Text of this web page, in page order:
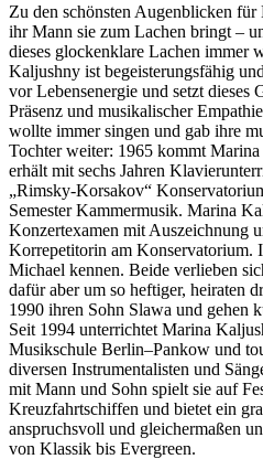
Zu den schönsten Augenblicken
ihr Mann sie zum Lachen bringt –
dieses glockenklare Lachen immer
Kaljushny ist begeisterungsfähig
vor Lebensenergie und setzt dieses
Präsenz und musikalischer
wollte immer singen und gab ihre
Tochter weiter: 1965 kommt
erhält mit sechs Jahren
„Rimsky-Korsakov“
Semester Kammermusik. Marina
Konzertexamen mit Auszeichnung
Korrepetitorin am Konservatorium.
Michael kennen. Beide verlieben
dafür aber um so heftiger, heiraten
1990 ihren Sohn Slawa und gehen
Seit 1994 unterrichtet Marina
Musikschule Berlin–Pankow und
diversen Instrumentalisten und
mit Mann und Sohn spielt sie auf
Kreuzfahrtschiffen und bietet ein
anspruchsvoll und gleichermaßen
von Klassik bis Evergreen.